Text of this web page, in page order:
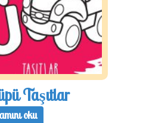
Taşıtlar
oku